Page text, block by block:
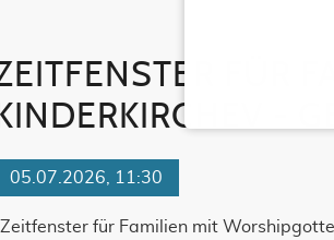
FÜR
KINDERKIRCHEV -
05.07.2026, 11:30
„Zeitfenster für Familien mit